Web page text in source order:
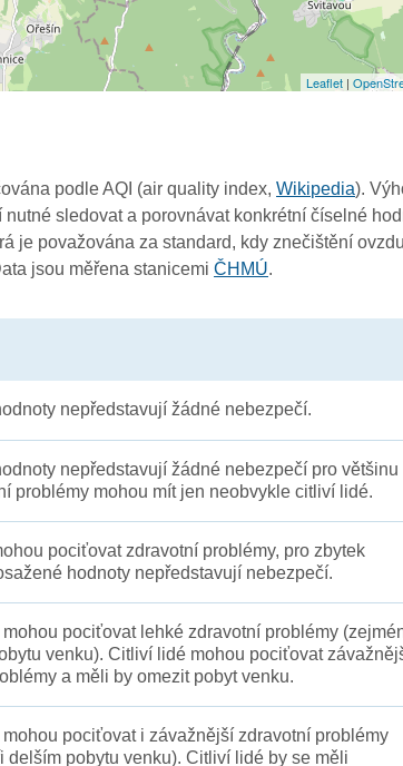
4
Leaflet|
podle AQI (air quality index,Wikipedia).
sledovat a porovnávat konkrétní číselné
je považována za standard, kdy znečištění
jsou měřena stanicemiČHMÚ.
nepředstavují žádné nebezpečí.
nepředstavují žádné nebezpečí pro většinu
problémy mohou mít jen neobvykle citliví lidé.
pociťovat zdravotní problémy, pro zbytek
hodnoty nepředstavují nebezpečí.
pociťovat lehké zdravotní problémy
venku). Citliví lidé mohou pociťovat
a měli by omezit pobyt venku.
pociťovat i závažnější zdravotní problémy
delším pobytu venku). Citliví lidé by se měli